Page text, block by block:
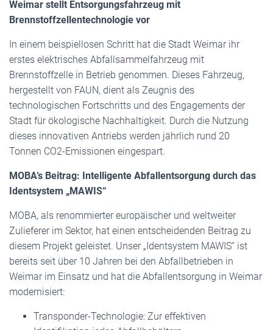
Weimar stellt Entsorgungsfahrzeug mit
Brennstoffzellentechnologie vor
In einem beispiellosen Schritt hat die Stadt Weimar ihr
erstes elektrisches Abfallsammelfahrzeug mit
Brennstoffzelle in Betrieb genommen. Dieses Fahrzeug,
hergestellt von FAUN, dient als Zeugnis des
technologischen Fortschritts und des Engagements der
Stadt für ökologische Nachhaltigkeit. Durch die Nutzung
dieses innovativen Antriebs werden jährlich rund 20
Tonnen CO2-Emissionen eingespart.
MOBA’s Beitrag: Intelligente Abfallentsorgung durch das
Identsystem „MAWIS“
MOBA, als renommierter europäischer und weltweiter
Zulieferer im Sektor, hat einen entscheidenden Beitrag zu
diesem Projekt geleistet. Unser „Identsystem MAWIS“ ist
bereits seit über 10 Jahren bei den Abfallbetrieben in
Weimar im Einsatz und hat die Abfallentsorgung in Weimar
modernisiert:
Transponder-Technologie: Zur effektiven